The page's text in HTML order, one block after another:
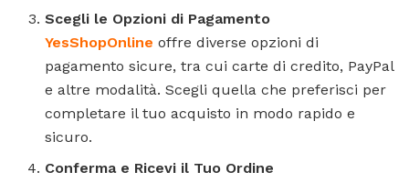
Scegli le Opzioni di Pagamento
YesShopOnline offre diverse opzioni di
pagamento sicure, tra cui carte di credito, PayPal
e altre modalità. Scegli quella che preferisci per
completare il tuo acquisto in modo rapido e
sicuro.
Conferma e Ricevi il Tuo Ordine